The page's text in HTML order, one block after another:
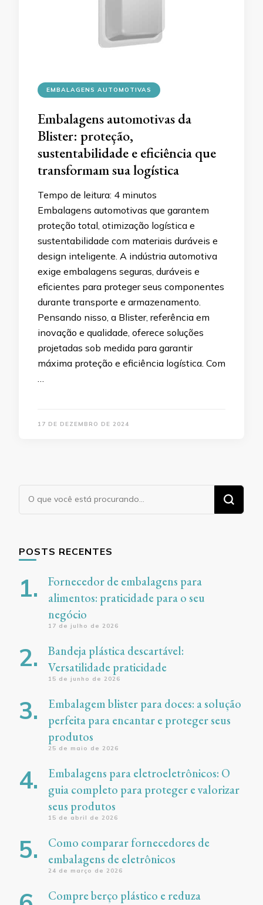
EMBALAGENS AUTOMOTIVAS
Embalagens automotivas da
Blister: proteção,
sustentabilidade e eficiência que
transformam sua logística
Tempo de leitura: 4 minutos
Embalagens automotivas que garantem
proteção total, otimização logística e
sustentabilidade com materiais duráveis e
design inteligente. A indústria automotiva
exige embalagens seguras, duráveis e
eficientes para proteger seus componentes
durante transporte e armazenamento.
Pensando nisso, a Blister, referência em
inovação e qualidade, oferece soluções
projetadas sob medida para garantir
máxima proteção e eficiência logística. Com
17 DE DEZEMBRO DE 2024
Procurando
POSTS RECENTES
Fornecedor de embalagens para
alimentos: praticidade para o seu
negócio
17 de julho de 2026
Bandeja plástica descartável:
Versatilidade praticidade
15 de junho de 2026
Embalagem blister para doces: a solução
perfeita para encantar e proteger seus
produtos
25 de maio de 2026
Embalagens para eletroeletrônicos: O
guia completo para proteger e valorizar
seus produtos
15 de abril de 2026
Como comparar fornecedores de
embalagens de eletrônicos
24 de março de 2026
Compre berço plástico e reduza